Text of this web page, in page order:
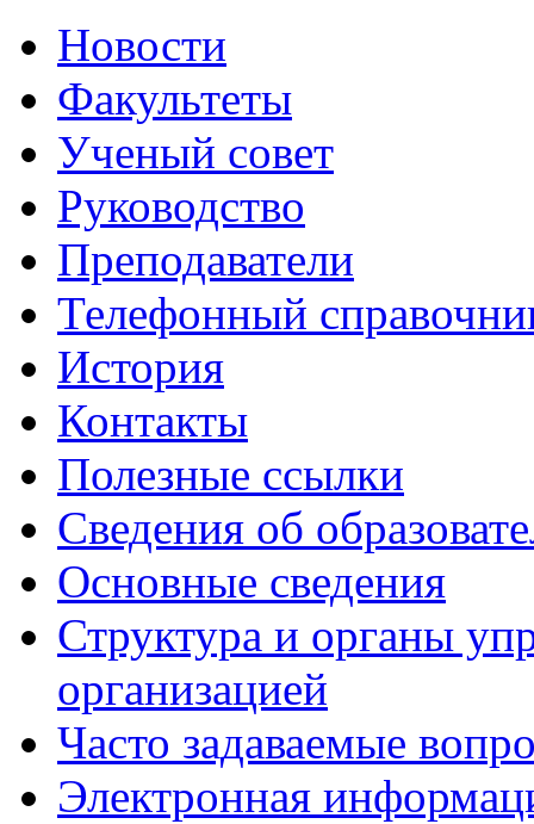
Новости
Факультеты
Ученый совет
Руководство
Преподаватели
Телефонный
История
Контакты
Полезные ссылки
Сведения об
Основные сведения
Структура и органы
организацией
Часто задаваемые
Электронная